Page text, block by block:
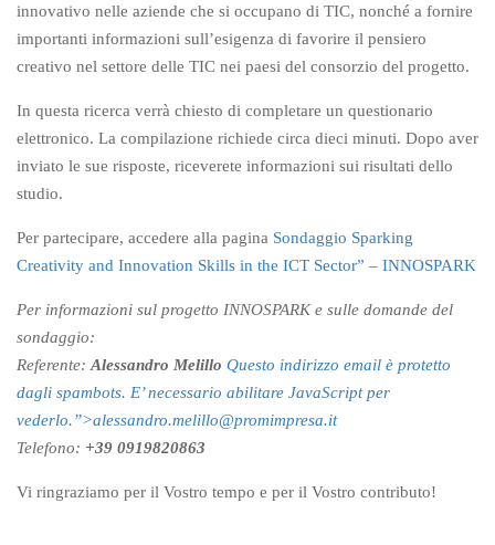
innovativo nelle aziende che si occupano di TIC, nonché a fornire
importanti informazioni sull’esigenza di favorire il pensiero
creativo nel settore delle TIC nei paesi del consorzio del progetto.
In questa ricerca verrà chiesto di completare un questionario
elettronico. La compilazione richiede circa dieci minuti. Dopo aver
inviato le sue risposte, riceverete informazioni sui risultati dello
studio.
Per partecipare, accedere alla pagina Sondaggio Sparking
Creativity and Innovation Skills in the ICT Sector” – INNOSPARK
Per informazioni sul progetto INNOSPARK e sulle domande del
sondaggio:
Referente: Alessandro Melillo Questo indirizzo email è protetto
dagli spambots. E’ necessario abilitare JavaScript per
vederlo.”>alessandro.melillo@promimpresa.it
Telefono: +39 0919820863
Vi ringraziamo per il Vostro tempo e per il Vostro contributo!